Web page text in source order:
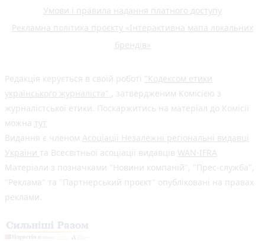
Умови і правила надання платного доступу
Рекламна політика проєкту «Інтерактивна мапа локальних
брендів»
Редакція керується в своїй роботі "Кодексом етики
українського журналіста" , затвердженим Комісією з
журналістської етики. Поскаржитись на матеріал до Комісії
можна тут
Видання є членом Асоціації Незалежні регіональні видавці
України та Всесвітньої асоціації видавців WAN-IFRA
Матеріали з позначками "Новини компаній", "Прес-служба",
"Реклама" та "Партнерський проєкт" опубліковані на правах
реклами.